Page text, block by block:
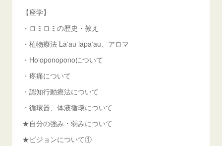
【座学】
・ロミロミの歴史・教え
・植物療法 Lāʻau lapaʻau、アロマ
・Hoʻoponoponoについて
・疼痛について
・認知行動療法について
・循環器、体液循環について
★自分の強み・弱みについて
★ビジョンについて①